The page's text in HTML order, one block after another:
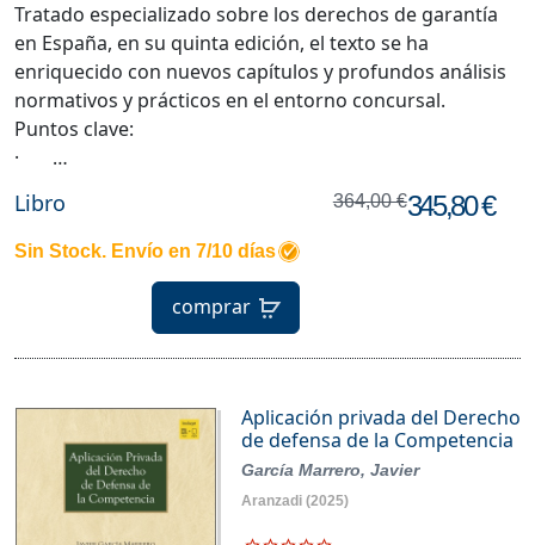
Libro 364,00 €345,80 €
Sin Stock. Envío en 7/10 días
comprar
Tratado especializado sobre los derechos de garantía
en España, en su quinta edición, el texto se ha
enriquecido con nuevos capítulos y profundos análisis
normativos y prácticos en el entorno concursal.
Puntos clave:
· …
Aplicación privada del Derecho
de defensa de la Competencia
García Marrero, Javier
Aranzadi(2025)